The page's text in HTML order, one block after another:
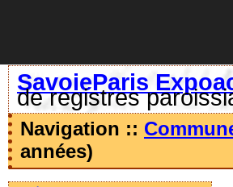
SavoieParis
de registres
Navigation ::
années)